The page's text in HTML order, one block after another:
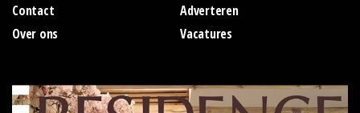
Contact
Adverteren
Over ons
Vacatures